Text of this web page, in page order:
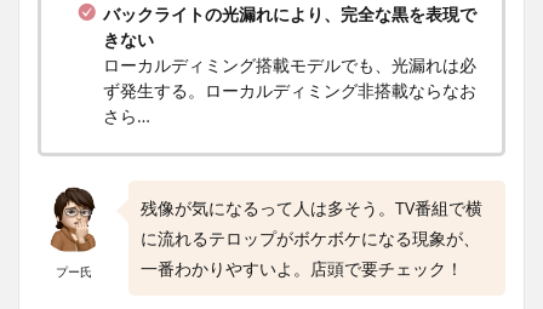
バックライトの光漏れにより、完全な黒を表現で
きない
ローカルディミング搭載モデルでも、光漏れは必
ず発生する。ローカルディミング非搭載ならなお
さら…
プー氏
残像が気になるって人は多そう。TV番組で横
に流れるテロップがボケボケになる現象が、
一番わかりやすいよ。店頭で要チェック！